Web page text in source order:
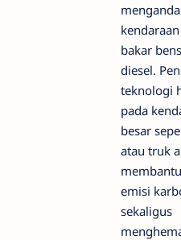
bakar
diesel.
teknologi
pada
besar
atau truk
emisi
sekaligus